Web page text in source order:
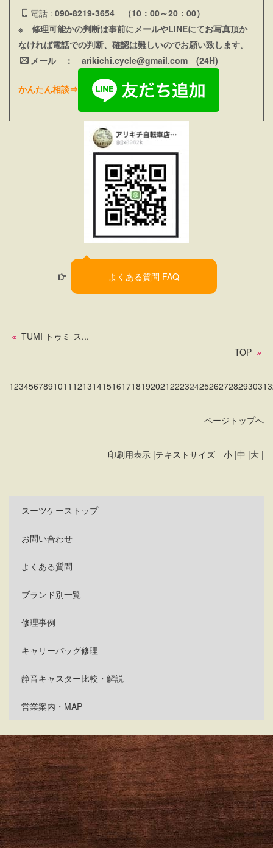
電話 : 090-8219-3654 （10：00～20：00）
※ 修理可能かの判断は事前にメールやLINEにてお写真頂か
なければ電話での判断、確認は難しいのでお願い致します。
メール ： arikichi.cycle@gmail.com (24H)
かんたん相談⇒
よくある質問 FAQ
TUMI トゥミ ス...
TOP
1234567891011 1213141516171819202122232425262728293031
ページトップへ
印刷用表示 |テキストサイズ 小 |中 |大 |
スーツケーストップ
お問い合わせ
よくある質問
ブランド別一覧
修理事例
キャリーバッグ修理
静音キャスター比較・解説
営業案内・MAP